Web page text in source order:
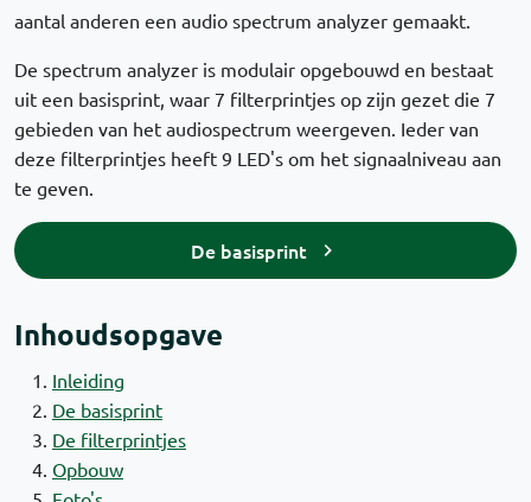
aantal anderen een audio spectrum analyzer gemaakt.
De spectrum analyzer is modulair opgebouwd en bestaat
uit een basisprint, waar 7 filterprintjes op zijn gezet die 7
gebieden van het audiospectrum weergeven. Ieder van
deze filterprintjes heeft 9 LED's om het signaalniveau aan
te geven.
De basisprint
Inhoudsopgave
Inleiding
De basisprint
De filterprintjes
Opbouw